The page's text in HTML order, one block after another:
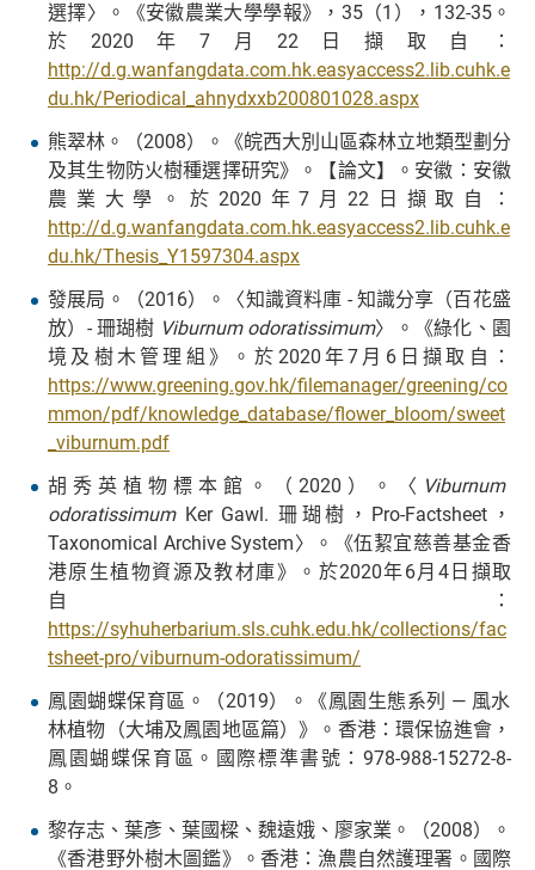
選擇〉。《安徽農業大學學報》，35（1），132-35。
於2020年7月22日擷取自：
http://d.g.wanfangdata.com.hk.easyaccess2.lib.cuhk.e
du.hk/Periodical_ahnydxxb200801028.aspx
熊翠林。（2008）。《皖西大別山區森林立地類型劃分
及其生物防火樹種選擇研究》。【論文】。安徽：安徽
農業大學。於2020年7月22日擷取自：
http://d.g.wanfangdata.com.hk.easyaccess2.lib.cuhk.e
du.hk/Thesis_Y1597304.aspx
發展局。（2016）。〈知識資料庫 - 知識分享（百花盛
放）- 珊瑚樹 Viburnum odoratissimum〉。《綠化、園
境及樹木管理組》。於2020年7月6日擷取自：
https://www.greening.gov.hk/filemanager/greening/co
mmon/pdf/knowledge_database/flower_bloom/sweet
_viburnum.pdf
胡秀英植物標本館。（2020）。〈 Viburnum
odoratissimumKer Gawl. 珊瑚樹，Pro-Factsheet，
Taxonomical Archive System〉。《伍絜宜慈善基金香
港原生植物資源及教材庫》。於2020年6月4日擷取
自：
https://syhuherbarium.sls.cuhk.edu.hk/collections/fac
tsheet-pro/viburnum-odoratissimum/
鳳園蝴蝶保育區。（2019）。《鳳園生態系列 — 風水
林植物（大埔及鳳園地區篇）》。香港：環保協進會，
鳳園蝴蝶保育區。國際標準書號：978-988-15272-8-
8。
黎存志、葉彥、葉國樑、魏遠娥、廖家業。（2008）。
《香港野外樹木圖鑑》。香港：漁農自然護理署。國際